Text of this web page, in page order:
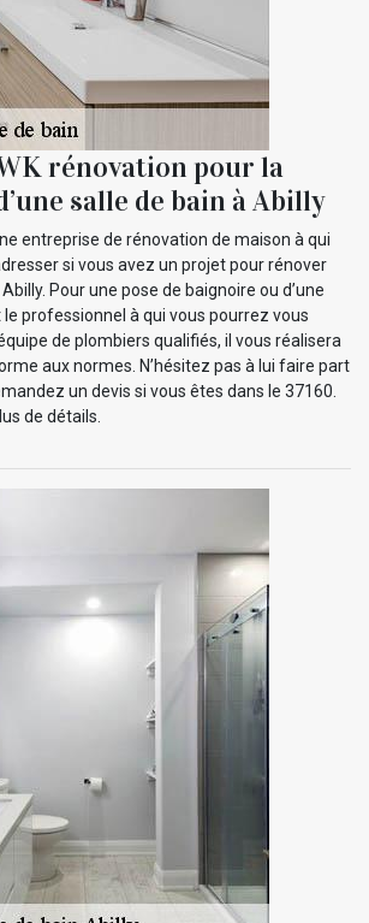
rénovation pour la
salle de bain à Abilly
entreprise de rénovation de maison à qui
si vous avez un projet pour rénover
Pour une pose de baignoire ou d’une
le professionnel à qui vous pourrez vous
de plombiers qualifiés, il vous réalisera
aux normes. N’hésitez pas à lui faire part
un devis si vous êtes dans le 37160.
de détails.